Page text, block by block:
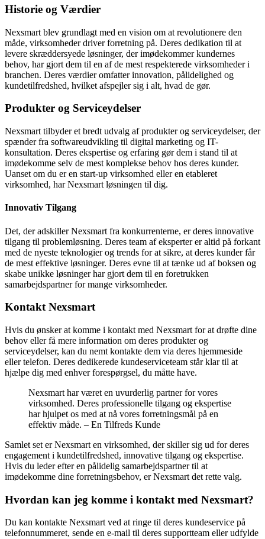
Historie og Værdier
Nexsmart blev grundlagt med en vision om at revolutionere den
måde, virksomheder driver forretning på. Deres dedikation til at
levere skræddersyede løsninger, der imødekommer kundernes
behov, har gjort dem til en af de mest respekterede virksomheder i
branchen. Deres værdier omfatter innovation, pålidelighed og
kundetilfredshed, hvilket afspejler sig i alt, hvad de gør.
Produkter og Serviceydelser
Nexsmart tilbyder et bredt udvalg af produkter og serviceydelser, der
spænder fra softwareudvikling til digital marketing og IT-
konsultation. Deres ekspertise og erfaring gør dem i stand til at
imødekomme selv de mest komplekse behov hos deres kunder.
Uanset om du er en start-up virksomhed eller en etableret
virksomhed, har Nexsmart løsningen til dig.
Innovativ Tilgang
Det, der adskiller Nexsmart fra konkurrenterne, er deres innovative
tilgang til problemløsning. Deres team af eksperter er altid på forkant
med de nyeste teknologier og trends for at sikre, at deres kunder får
de mest effektive løsninger. Deres evne til at tænke ud af boksen og
skabe unikke løsninger har gjort dem til en foretrukken
samarbejdspartner for mange virksomheder.
Kontakt Nexsmart
Hvis du ønsker at komme i kontakt med Nexsmart for at drøfte dine
behov eller få mere information om deres produkter og
serviceydelser, kan du nemt kontakte dem via deres hjemmeside
eller telefon. Deres dedikerede kundeserviceteam står klar til at
hjælpe dig med enhver forespørgsel, du måtte have.
Nexsmart har været en uvurderlig partner for vores
virksomhed. Deres professionelle tilgang og ekspertise
har hjulpet os med at nå vores forretningsmål på en
effektiv måde. – En Tilfreds Kunde
Samlet set er Nexsmart en virksomhed, der skiller sig ud for deres
engagement i kundetilfredshed, innovative tilgang og ekspertise.
Hvis du leder efter en pålidelig samarbejdspartner til at
imødekomme dine forretningsbehov, er Nexsmart det rette valg.
Hvordan kan jeg komme i kontakt med Nexsmart?
Du kan kontakte Nexsmart ved at ringe til deres kundeservice på
telefonnummeret, sende en e-mail til deres supportteam eller udfylde